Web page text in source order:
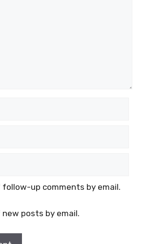
up comments by email.
posts by email.